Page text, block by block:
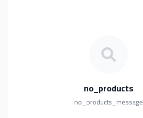
no_products
no_products_message